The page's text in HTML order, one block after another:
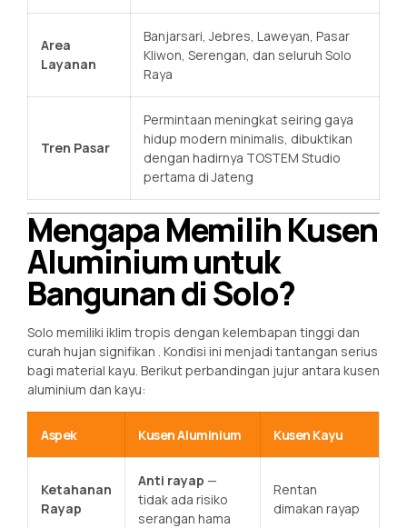
Area
Layanan
Banjarsari, Jebres, Laweyan, Pasar
Kliwon, Serengan, dan seluruh Solo
Raya
Tren Pasar
Permintaan meningkat seiring gaya
hidup modern minimalis, dibuktikan
dengan hadirnya TOSTEM Studio
pertama di Jateng
Mengapa Memilih Kusen
Aluminium untuk
Bangunan di Solo?
Solo memiliki iklim tropis dengan kelembapan tinggi dan
curah hujan signifikan . Kondisi ini menjadi tantangan serius
bagi material kayu. Berikut perbandingan jujur antara kusen
aluminium dan kayu:
Aspek Kusen Aluminium Kusen Kayu
Ketahanan
Rayap
Anti rayap —
tidak ada risiko
serangan hama
Rentan
dimakan rayap